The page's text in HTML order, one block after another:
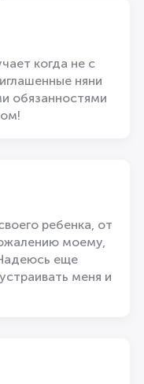
когда не с
няни
обязанностями
ребенка, от
моему,
еще
меня и